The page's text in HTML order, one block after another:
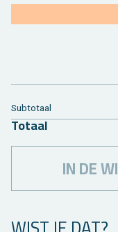
Sub­to­taal
To­taal
IN DE